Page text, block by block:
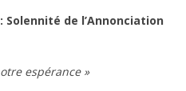
Solennité de l’Annonciation
espérance »